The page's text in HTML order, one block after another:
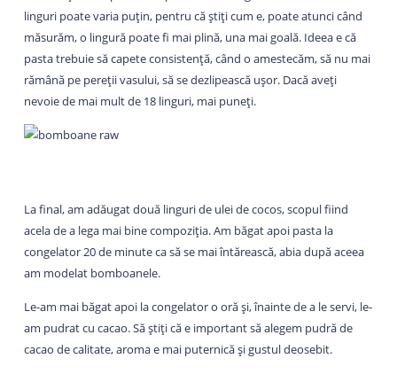
linguri poate varia puțin, pentru că știți cum e, poate atunci când
măsurăm, o lingură poate fi mai plină, una mai goală. Ideea e că
pasta trebuie să capete consistență, când o amestecăm, să nu mai
rămână pe pereții vasului, să se dezlipească ușor. Dacă aveți
nevoie de mai mult de 18 linguri, mai puneți.
La final, am adăugat două linguri de ulei de cocos, scopul fiind
acela de a lega mai bine compoziția. Am băgat apoi pasta la
congelator 20 de minute ca să se mai întărească, abia după aceea
am modelat bomboanele.
Le-am mai băgat apoi la congelator o oră și, înainte de a le servi, le-
am pudrat cu cacao. Să știți că e important să alegem pudră de
cacao de calitate, aroma e mai puternică și gustul deosebit.